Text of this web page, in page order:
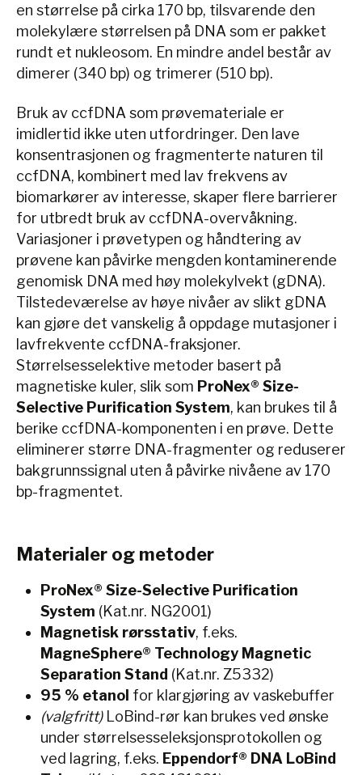
en størrelse på cirka 170 bp, tilsvarende den
molekylære størrelsen på DNA som er pakket
rundt et nukleosom. En mindre andel består av
dimerer (340 bp) og trimerer (510 bp).
Bruk av ccfDNA som prøvemateriale er
imidlertid ikke uten utfordringer. Den lave
konsentrasjonen og fragmenterte naturen til
ccfDNA, kombinert med lav frekvens av
biomarkører av interesse, skaper flere barrierer
for utbredt bruk av ccfDNA-overvåkning.
Variasjoner i prøvetypen og håndtering av
prøvene kan påvirke mengden kontaminerende
genomisk DNA med høy molekylvekt (gDNA).
Tilstedeværelse av høye nivåer av slikt gDNA
kan gjøre det vanskelig å oppdage mutasjoner i
lavfrekvente ccfDNA-fraksjoner.
Størrelsesselektive metoder basert på
magnetiske kuler, slik som ProNex® Size-
Selective Purification System, kan brukes til å
berike ccfDNA-komponenten i en prøve. Dette
eliminerer større DNA-fragmenter og reduserer
bakgrunnssignal uten å påvirke nivåene av 170
bp-fragmentet.
Materialer og metoder
ProNex® Size-Selective Purification
System (Kat.nr. NG2001)
Magnetisk rørsstativ, f.eks.
MagneSphere® Technology Magnetic
Separation Stand (Kat.nr. Z5332)
95 % etanol for klargjøring av vaskebuffer
(valgfritt)LoBind-rør kan brukes ved ønske
under størrelsesseleksjonsprotokollen og
ved lagring, f.eks. Eppendorf® DNA LoBind